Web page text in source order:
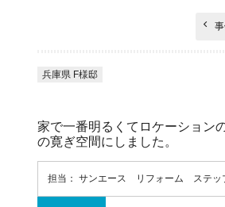
兵庫県 F様邸
家で一番明るくてロケーション
の寛ぎ空間にしました。
担当： サンエース リフォーム ステッ